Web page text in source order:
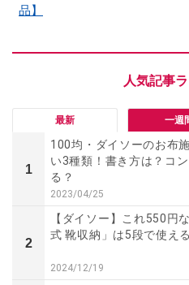
品】
最新 一週
1
100均・ダイソーのお布
い3種類！書き方は？コ
る？
2023/04/25
2
【ダイソー】これ550円
式 靴収納」は5段で使え
2024/12/19